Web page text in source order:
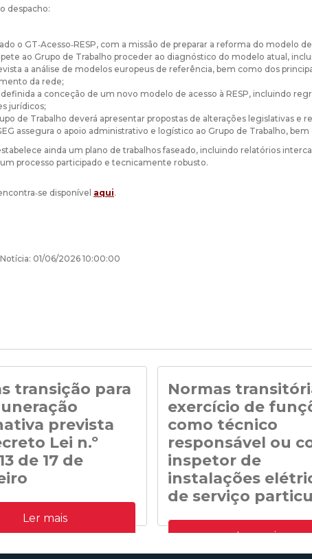
despacho:
o GT‑Acesso‑RESP, com a missão de preparar a reforma do modelo
ao Grupo de Trabalho proceder ao diagnóstico do modelo atual,
a análise de modelos europeus de referência, bem como dos
da rede;
definida a conceção de um novo modelo de acesso à RESP, incluindo
jurídicos;
de Trabalho deverá apresentar propostas de alterações legislativas
assegura o apoio administrativo e logístico ao Grupo de Trabalho,
ainda um plano de trabalhos faseado, incluindo relatórios
processo participado e tecnicamente robusto.
disponível aqui.
01/06/2026 10:00:00
transição para
prevista
Lei n.º
de 17 de
41/DGEG/2020: Regras
a remuneração alternativa
Lei n.º 35/2013 de 17 de
Ler mais
Normas
exercício de
como técnico
responsável ou
inspetor de
instalações
de serviço
Normas transitórias referentes ao
Ler mais